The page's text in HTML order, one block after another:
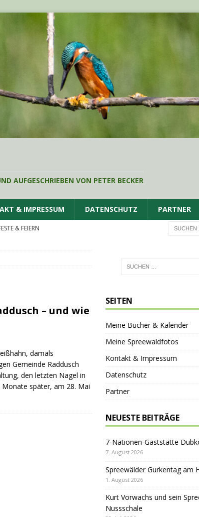
AUFGESCHRIEBEN VON PETER BECKER
& IMPRESSUM DATENSCHUTZ PARTNER
& FEIERN
– und wie
damals
Gemeinde Raddusch
den letzten Nagel in
später, am 28. Mai
SEITEN
Meine Bücher & Kalender
Meine Spreewaldfotos
Kontakt & Impressum
Datenschutz
Partner
NEUESTE BEITRÄGE
7-Nationen-Gaststätte
7. August 2026
Spreewälder Gurkentag am
1. August 2026
Kurt Vorwachs und sein
Nussschale